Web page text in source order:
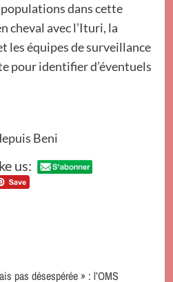
dans cette
cheval avec l’Ituri, la
les équipes de surveillance
pour identifier d’éventuels
Beni
us:
pas désespérée » : l’OMS